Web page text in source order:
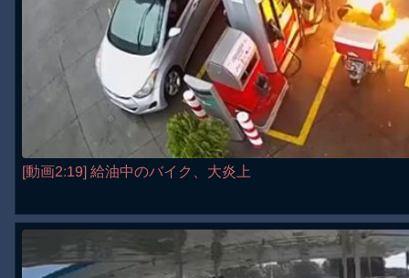
[動画2:19] 給油中のバイク、大炎上